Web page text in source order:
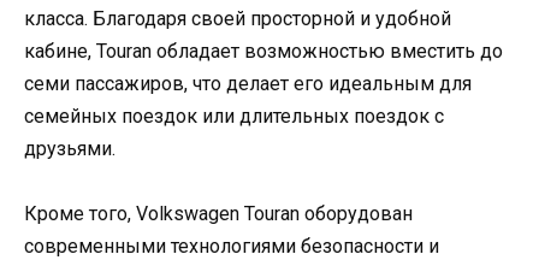
класса. Благодаря своей просторной и удобной
кабине, Touran обладает возможностью вместить до
семи пассажиров, что делает его идеальным для
семейных поездок или длительных поездок с
друзьями.
Кроме того, Volkswagen Touran оборудован
современными технологиями безопасности и